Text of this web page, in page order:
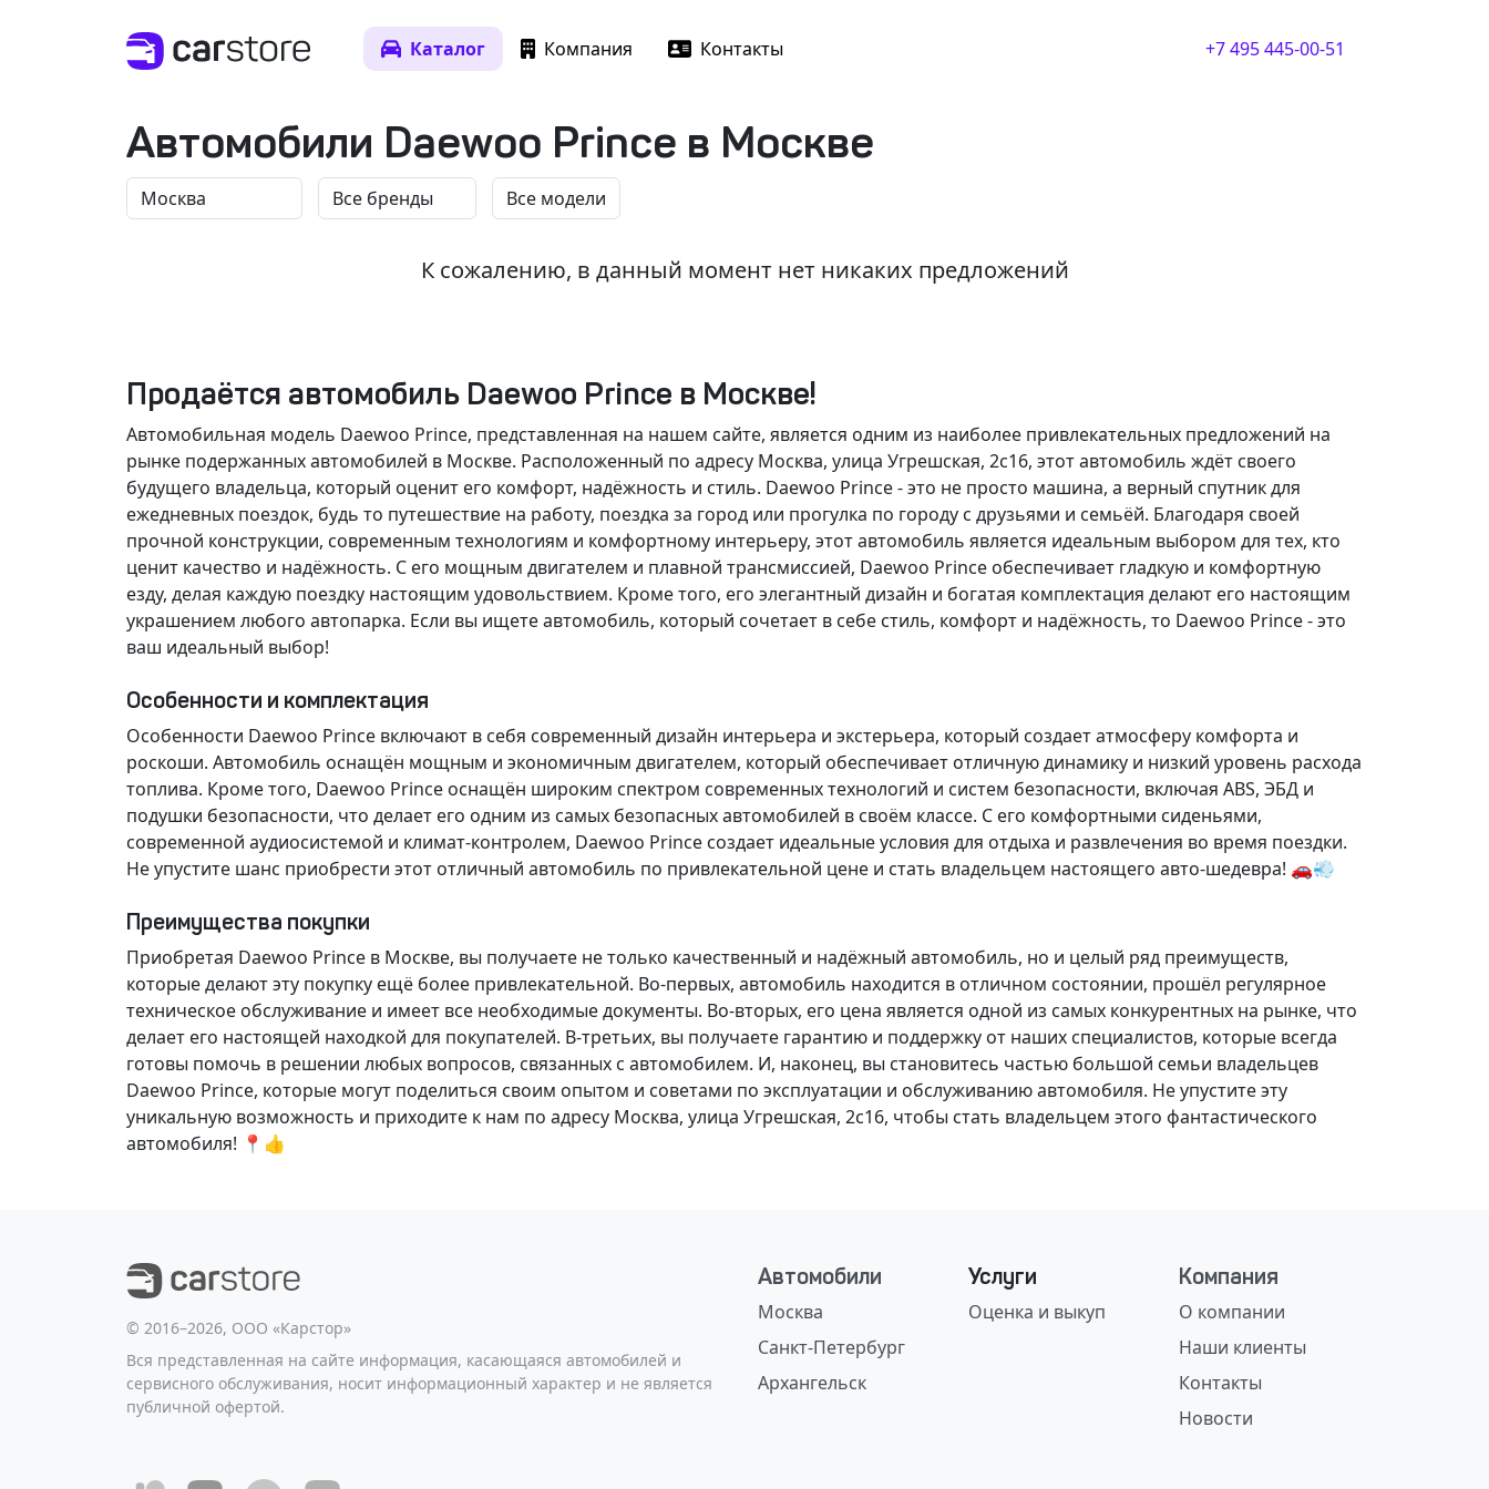
Каталог Компания Контакты +7 495 445-00-51
Автомобили Daewoo Prince в Москве
К сожалению, в данный момент нет никаких предложений
Продаётся автомобиль Daewoo Prince в Москве!
Автомобильная модель Daewoo Prince, представленная на нашем сайте, является одним из наиболее привлекательных предложений на
рынке подержанных автомобилей в Москве. Расположенный по адресу Москва, улица Угрешская, 2с16, этот автомобиль ждёт своего
будущего владельца, который оценит его комфорт, надёжность и стиль. Daewoo Prince - это не просто машина, а верный спутник для
ежедневных поездок, будь то путешествие на работу, поездка за город или прогулка по городу с друзьями и семьёй. Благодаря своей
прочной конструкции, современным технологиям и комфортному интерьеру, этот автомобиль является идеальным выбором для тех, кто
ценит качество и надёжность. С его мощным двигателем и плавной трансмиссией, Daewoo Prince обеспечивает гладкую и комфортную
езду, делая каждую поездку настоящим удовольствием. Кроме того, его элегантный дизайн и богатая комплектация делают его настоящим
украшением любого автопарка. Если вы ищете автомобиль, который сочетает в себе стиль, комфорт и надёжность, то Daewoo Prince - это
ваш идеальный выбор!
Особенности и комплектация
Особенности Daewoo Prince включают в себя современный дизайн интерьера и экстерьера, который создает атмосферу комфорта и
роскоши. Автомобиль оснащён мощным и экономичным двигателем, который обеспечивает отличную динамику и низкий уровень расхода
топлива. Кроме того, Daewoo Prince оснащён широким спектром современных технологий и систем безопасности, включая ABS, ЭБД и
подушки безопасности, что делает его одним из самых безопасных автомобилей в своём классе. С его комфортными сиденьями,
современной аудиосистемой и климат-контролем, Daewoo Prince создает идеальные условия для отдыха и развлечения во время поездки.
Не упустите шанс приобрести этот отличный автомобиль по привлекательной цене и стать владельцем настоящего авто-шедевра! 🚗💨
Преимущества покупки
Приобретая Daewoo Prince в Москве, вы получаете не только качественный и надёжный автомобиль, но и целый ряд преимуществ,
которые делают эту покупку ещё более привлекательной. Во-первых, автомобиль находится в отличном состоянии, прошёл регулярное
техническое обслуживание и имеет все необходимые документы. Во-вторых, его цена является одной из самых конкурентных на рынке, что
делает его настоящей находкой для покупателей. В-третьих, вы получаете гарантию и поддержку от наших специалистов, которые всегда
готовы помочь в решении любых вопросов, связанных с автомобилем. И, наконец, вы становитесь частью большой семьи владельцев
Daewoo Prince, которые могут поделиться своим опытом и советами по эксплуатации и обслуживанию автомобиля. Не упустите эту
уникальную возможность и приходите к нам по адресу Москва, улица Угрешская, 2с16, чтобы стать владельцем этого фантастического
автомобиля! 📍👍
©️ 2016–2026, ООО «Карстор»
Вся представленная на сайте информация, касающаяся автомобилей и
сервисного обслуживания, носит информационный характер и не является
публичной офертой.
Автомобили
Москва
Санкт-Петербург
Архангельск
Услуги
Оценка и выкуп
Компания
О компании
Наши клиенты
Контакты
Новости